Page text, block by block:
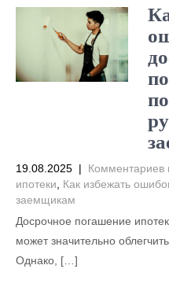
19.08.2025 | Комментариев
ипотеки
Как избежать
заемщикам
Досрочное погашение
может значительно
Однако, […]